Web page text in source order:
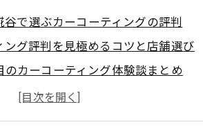
で選ぶカーコーティングの評判
ング評判を見極めるコツと店舗選び
のカーコーティング体験談まとめ
ングの評判から学ぶ選択のポイント
ーコーティングの共通点とは